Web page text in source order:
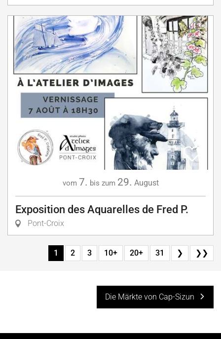
vom 7. bis zum 29. August
Exposition des Aquarelles de Fred P.
Pont-Croix
1 2 3 10+ 20+ 31 ❯ ❯❯
Die Märkte von Cap-Sizun